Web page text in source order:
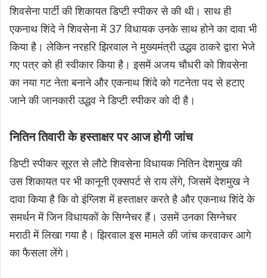
शिवसेना पार्टी की शिकायत डिप्टी स्पीकर से की थी। साथ ही
एकनाथ शिंदे ने शिवसेना में 37 विधायक उनके साथ होने का दावा भी
किया है। लेकिन नरहरि झिरवाल ने मुख्यमंत्री उद्धव ठाकरे द्वारा भेजे
गए पत्र को ही स्वीकार किया है। इसमें अजय चौधरी को शिवसेना
का नया गट नेता बनाने और एकनाथ शिंदे को गटनेता पद से हटाए
जाने की जानकारी उद्धव ने डिप्टी स्पीकर को दी है।
नितिन तिवारी के हस्ताक्षर पर आज होगी जांच
डिप्टी स्पीकर सूरत से लौटे शिवसेना विधायक नितिन देशमुख की
उस शिकायत पर भी कानूनी एक्सपर्ट से राय लेंगे, जिसमें देशमुख ने
दावा किया है कि वो इंग्लिश में हस्ताक्षर करते है और एकनाथ शिंदे के
समर्थन में जिन विधायकों के सिग्नेचर हैं। उसमें उनका सिग्नेचर
मराठी में लिखा गया है। झिरवाल इस मामले की जांच करवाकर आगे
का फैसला लेंगे।